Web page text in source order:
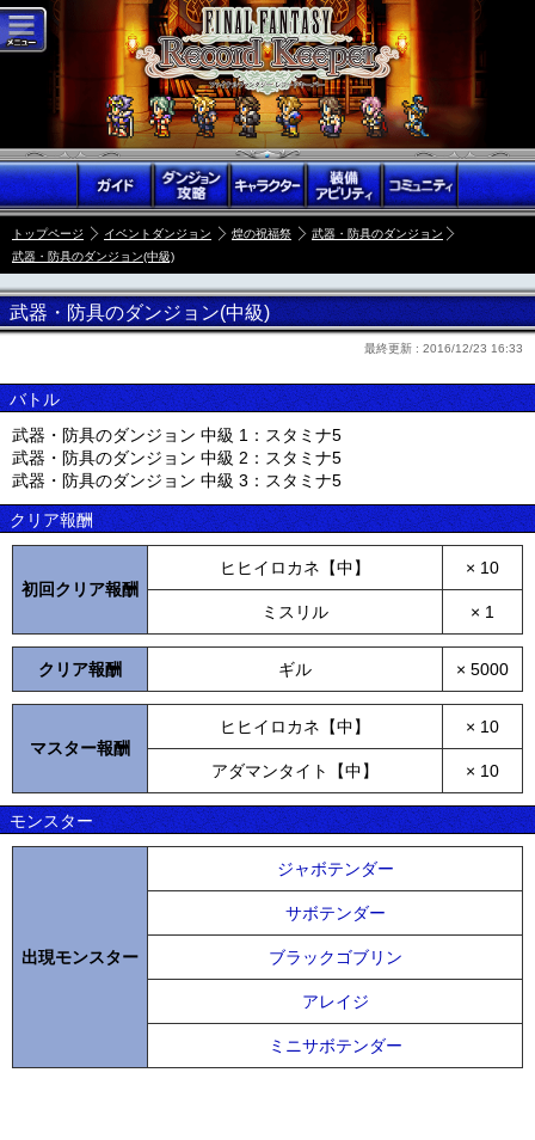
トップページ イベントダンジョン 煌の祝福祭
武器・防具のダンジョン
武器・防具のダンジョン(中級)
武器・防具のダンジョン(中級)
最終更新 : 2016/12/23 16:33
バトル
武器・防具のダンジョン 中級 1：スタミナ5
武器・防具のダンジョン 中級 2：スタミナ5
武器・防具のダンジョン 中級 3：スタミナ5
クリア報酬
初回クリア報酬
ヒヒイロカネ【中】 × 10
ミスリル × 1
クリア報酬 ギル × 5000
マスター報酬
ヒヒイロカネ【中】 × 10
アダマンタイト【中】 × 10
モンスター
出現モンスター
ジャボテンダー
サボテンダー
ブラックゴブリン
アレイジ
ミニサボテンダー